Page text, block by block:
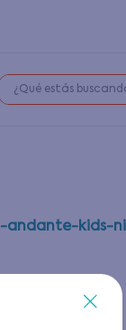
estás
kids-